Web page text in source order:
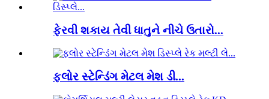
ફેરવી શકાય તેવી ધાતુને નીચે ઉતારો...
ફ્લોર સ્ટેન્ડિંગ મેટલ મેશ ડી...